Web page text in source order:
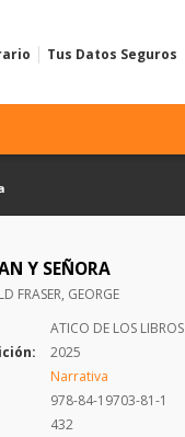
Tus Datos Seguros
Y SEÑORA
FRASER, GEORGE
ATICO DE LOS LIBROS
2025
Narrativa
978-84-19703-81-1
432